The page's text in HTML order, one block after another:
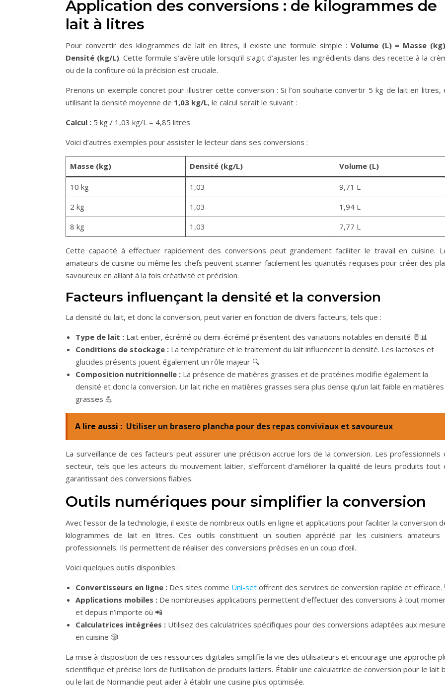
Application des conversions : de kilogrammes de
lait à litres
Pour convertir des kilogrammes de lait en litres, il existe une formule simple : Volume (L) = Masse
Densité (kg/L). Cette formule s’avère utile lorsqu’il s’agit d’ajuster les ingrédients dans des recette à la
ou de la confiture où la précision est cruciale.
Prenons un exemple concret pour illustrer cette conversion : Si l’on souhaite convertir 5 kg de lait en litres,
utilisant la densité moyenne de 1,03 kg/L, le calcul serait le suivant :
Calcul : 5 kg / 1,03 kg/L = 4,85 litres
Voici d’autres exemples pour assister le lecteur dans ses conversions :
Masse (kg) Densité (kg/L) Volume (L)
10 kg 1,03
9,71 L
2 kg
1,03
1,94 L
8 kg
1,03 7,77 L
Cette capacité à effectuer rapidement des conversions peut grandement faciliter le travail en cuisine.
amateurs de cuisine ou même les chefs peuvent scanner facilement les quantités requises pour créer des
savoureux en alliant à la fois créativité et précision.
Facteurs influençant la densité et la conversion
La densité du lait, et donc la conversion, peut varier en fonction de divers facteurs, tels que :
Type de lait : Lait entier, écrémé ou demi-écrémé présentent des variations notables en densité 🥛📊
Conditions de stockage : La température et le traitement du lait influencent la densité. Les lactoses et
glucides présents jouent également un rôle majeur 🔍
Composition nutritionnelle : La présence de matières grasses et de protéines modifie également la
densité et donc la conversion. Un lait riche en matières grasses sera plus dense qu’un lait faible en matières
grasses 💪
A lire aussi : Utiliser un brasero plancha pour des repas conviviaux et savoureux
La surveillance de ces facteurs peut assurer une précision accrue lors de la conversion. Les professionnels
secteur, tels que les acteurs du mouvement laitier, s’efforcent d’améliorer la qualité de leurs produits tout
garantissant des conversions fiables.
Outils numériques pour simplifier la conversion
Avec l’essor de la technologie, il existe de nombreux outils en ligne et applications pour faciliter la conversion
kilogrammes de lait en litres. Ces outils constituent un soutien apprécié par les cuisiniers amateurs
professionnels. Ils permettent de réaliser des conversions précises en un coup d’œil.
Voici quelques outils disponibles :
Convertisseurs en ligne : Des sites comme Uni-set offrent des services de conversion rapide et efficace.
Applications mobiles : De nombreuses applications permettent d’effectuer des conversions à tout
et depuis n’importe où 📲
Calculatrices intégrées : Utilisez des calculatrices spécifiques pour des conversions adaptées aux
en cuisine 🎲
La mise à disposition de ces ressources digitales simplifie la vie des utilisateurs et encourage une approche
scientifique et précise lors de l’utilisation de produits laitiers. Établir une calculatrice de conversion pour le lait
ou le lait de Normandie peut aider à établir une cuisine plus optimisée.